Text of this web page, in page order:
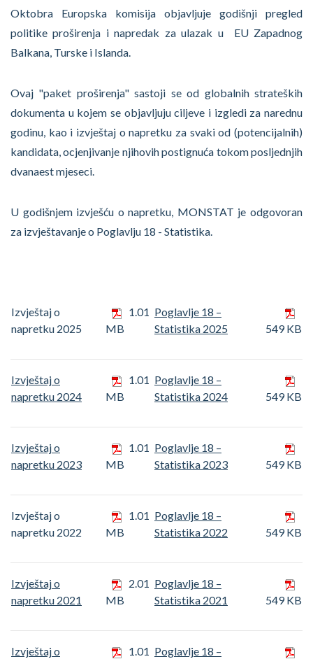
Oktobra Europska komisija objavljuje godišnji pregled
politike proširenja i napredak za ulazak u EU Zapadnog
Balkana, Turske i Islanda.
Ovaj "paket proširenja" sastoji se od globalnih strateških
dokumenta u kojem se objavljuju ciljeve i izgledi za narednu
godinu, kao i izvještaj o napretku za svaki od (potencijalnih)
kandidata, ocjenjivanje njihovih postignuća tokom posljednjih
dvanaest mjeseci.
U godišnjem izvješću o napretku, MONSTAT je odgovoran
za izvještavanje o Poglavlju 18 - Statistika.
Izvještaj o
napretku 2025
1.01
MB
Poglavlje 18 –
Statistika 2025
549 KB
Izvještaj o
napretku 2024
1.01
MB
Poglavlje 18 –
Statistika 2024
549 KB
Izvještaj o
napretku 2023
1.01
MB
Poglavlje 18 –
Statistika 2023
549 KB
Izvještaj o
napretku 2022
1.01
MB
Poglavlje 18 –
Statistika 2022
549 KB
Izvještaj o
napretku 2021
2.01
MB
Poglavlje 18 –
Statistika 2021
549 KB
Izvještaj o 1.01 Poglavlje 18 –